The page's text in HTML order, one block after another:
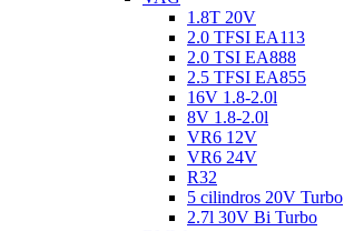
1.8T 20V
2.0 TFSI EA113
2.0 TSI EA888
2.5 TFSI EA855
16V 1.8-2.0l
8V 1.8-2.0l
VR6 12V
VR6 24V
R32
5 cilindros 20V Turbo
2.7l 30V Bi Turbo